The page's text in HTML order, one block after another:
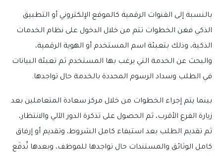
بالنسبة إلى القنوات الرقمية كالموقع الإلكتروني أو التطبيق
الذكي فغن الخطوات تتم من خلال الدخول على نظام الخدمات
الذكية، وذلك بتعبئة اسم المستخدم أو الهوية الرقمية،
والبحث عن الخدمة التي يرغب بها المستخدم ثم تعبئة البيانات
في الطلب وسداد الرسوم المحددة بالخدمة حال تواجدها.
بينما يتم إجراء الخطوات من خلال مركز سعادة المتعاملين بعد
زيارة الفرع الأقرب، ثم الحصول على تذكرة الدور الآلي والانتظار،
ثم تقديم الطلب بعد استيفاء كامل الشروط، وتقديم أو إرفاق
كامل الوثائق والمستندات حال تواجدها للموظف، وبعدها تُدفَع